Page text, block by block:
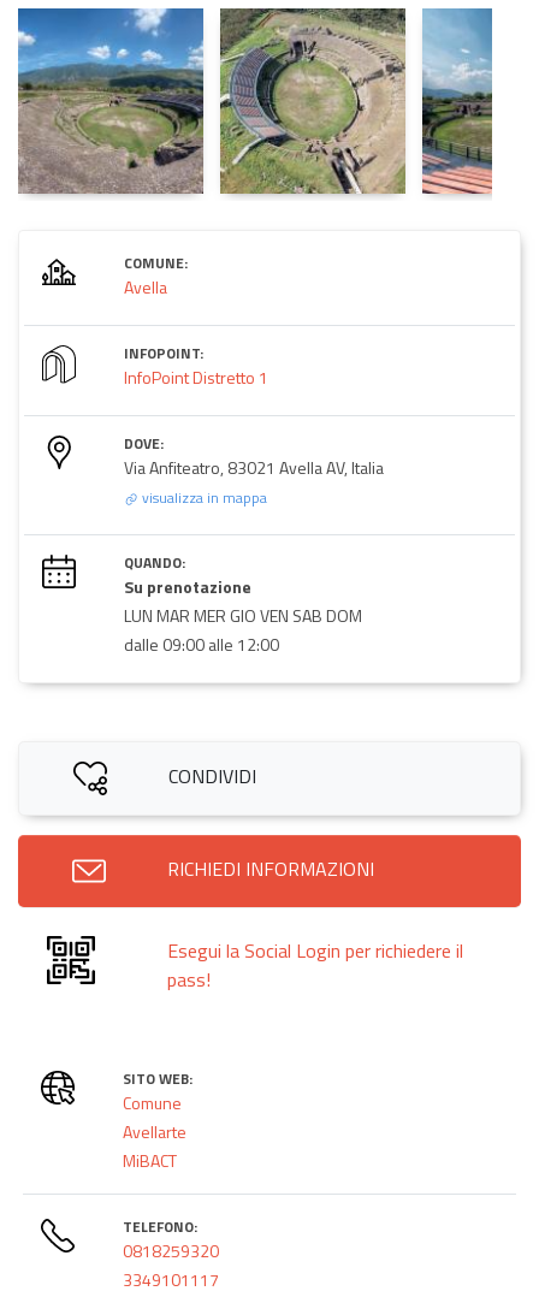
COMUNE:
Avella
INFOPOINT:
InfoPoint Distretto 1
DOVE:
Via Anfiteatro, 83021 Avella AV, Italia
visualizza in mappa
QUANDO:
Su prenotazione
LUN MAR MER GIO VEN SAB DOM
dalle 09:00 alle 12:00
CONDIVIDI
RICHIEDI INFORMAZIONI
Esegui la Social Login per richiedere il
pass!
SITO WEB:
Comune
Avellarte
MiBACT
TELEFONO:
0818259320
3349101117